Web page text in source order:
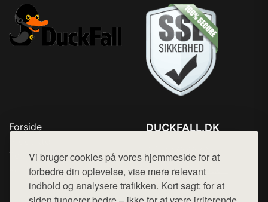
Vi bruger cookies på vores hjemmeside for at
forbedre din oplevelse, vise mere relevant
indhold og analysere trafikken. Kort sagt: for at
Forside
Top Rabatter
Kontakt
DUCKFALL.DK
Mail: hej@want.dk
Cookie- og privatlivspolitik